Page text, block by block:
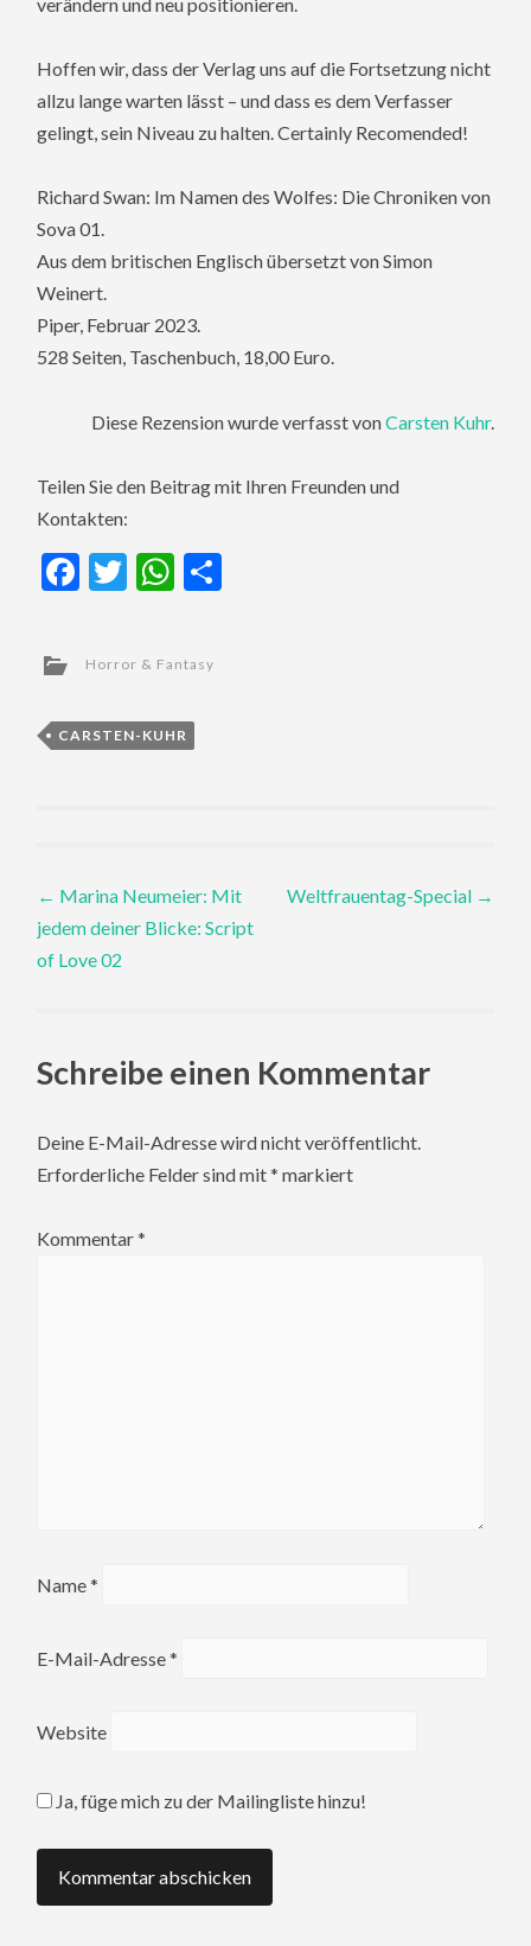
Hoffen wir, dass der Verlag uns auf die Fortsetzung nicht
allzu lange warten lässt – und dass es dem Verfasser
gelingt, sein Niveau zu halten. Certainly Recomended!
Richard Swan: Im Namen des Wolfes: Die Chroniken von
Sova 01.
Aus dem britischen Englisch übersetzt von Simon
Weinert.
Piper, Februar 2023.
528 Seiten, Taschenbuch, 18,00 Euro.
Diese Rezension wurde verfasst vonCarsten Kuhr.
Teilen Sie den Beitrag mit Ihren Freunden und
Kontakten:
Facebook
TwitterWhatsApp
Horror & Fantasy
CARSTEN-KUHR
Post
navigation
← Marina Neumeier: Mit
jedem deiner Blicke: Script
of Love 02
Weltfrauentag-Special →
Schreibe einen Kommentar
Deine E-Mail-Adresse wird nicht veröffentlicht.
Erforderliche Felder sind mit* markiert
Kommentar*
Name*
E-Mail-Adresse*
Website
Ja, füge mich zu der Mailingliste hinzu!